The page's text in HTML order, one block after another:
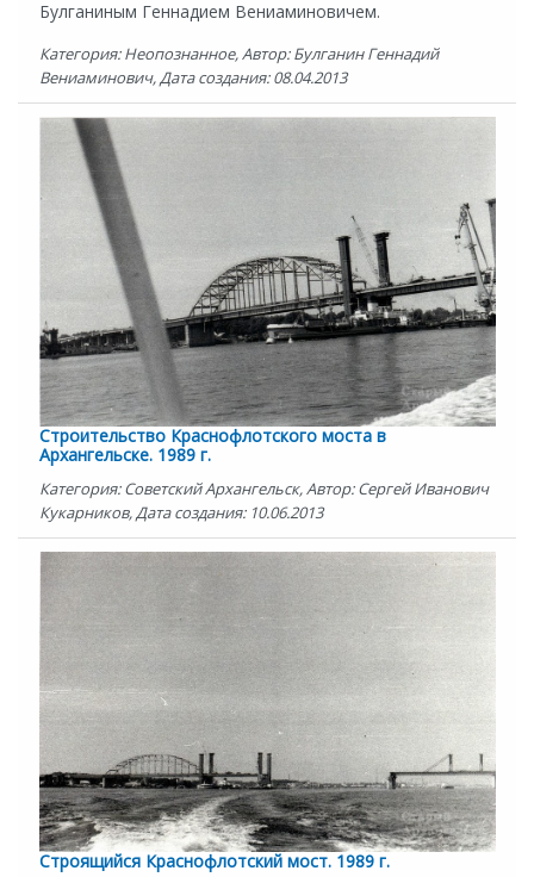
Булганиным Геннадием Вениаминовичем.
Категория: Неопознанное, Автор: Булганин Геннадий
Вениаминович, Дата создания: 08.04.2013
Строительство Краснофлотского моста в
Архангельске. 1989 г.
Категория: Советский Архангельск, Автор: Сергей Иванович
Кукарников, Дата создания: 10.06.2013
Строящийся Краснофлотский мост. 1989 г.